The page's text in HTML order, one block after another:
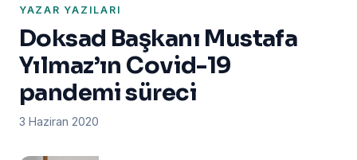
YAZAR YAZILARI
Doksad Başkanı Mustafa
Yılmaz’ın Covid-19
pandemi süreci
3 Haziran 2020